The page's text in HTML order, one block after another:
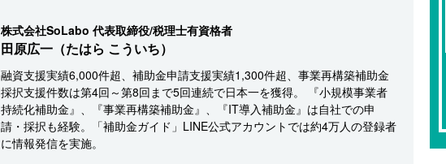
株式会社SoLabo 代表取締役/税理士有資格者
田原広一（たはら こういち）
融資支援実績6,000件超、補助金申請支援実績1,300件超、事業再構築補助金
採択支援件数は第4回～第8回まで5回連続で日本一を獲得。 『小規模事業者
持続化補助金』、『事業再構築補助金』、『IT導入補助金』は自社での申
請・採択も経験。「補助金ガイド」LINE公式アカウントでは約4万人の登録者
に情報発信を実施。